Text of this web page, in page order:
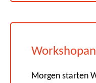
Morgen starten